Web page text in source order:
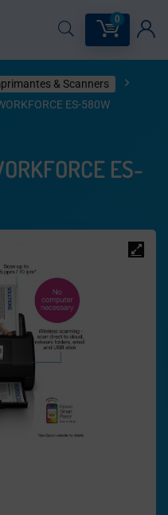
0
& Scanners
ES-580W
ES-